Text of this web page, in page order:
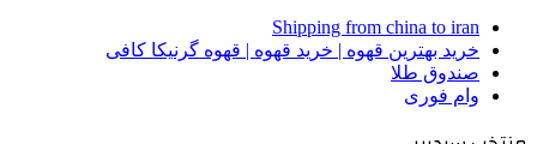
Shipping from china to iran
خرید بهترین قهوه | خرید قهوه | قهوه گرنیکا کافی
صندوق طلا
وام فوری